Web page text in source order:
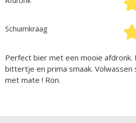
Schuimkraag
Perfect bier met een mooie afdronk.
bittertje en prima smaak. Volwassen smaak !! Groet en drink
met mate ! Ron.